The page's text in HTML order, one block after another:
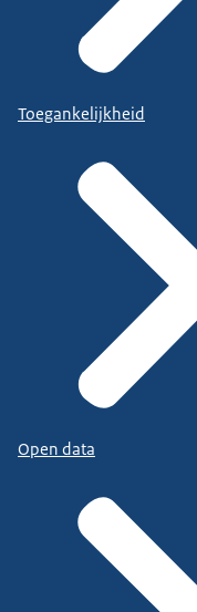
Toegankelijkheid
Open data